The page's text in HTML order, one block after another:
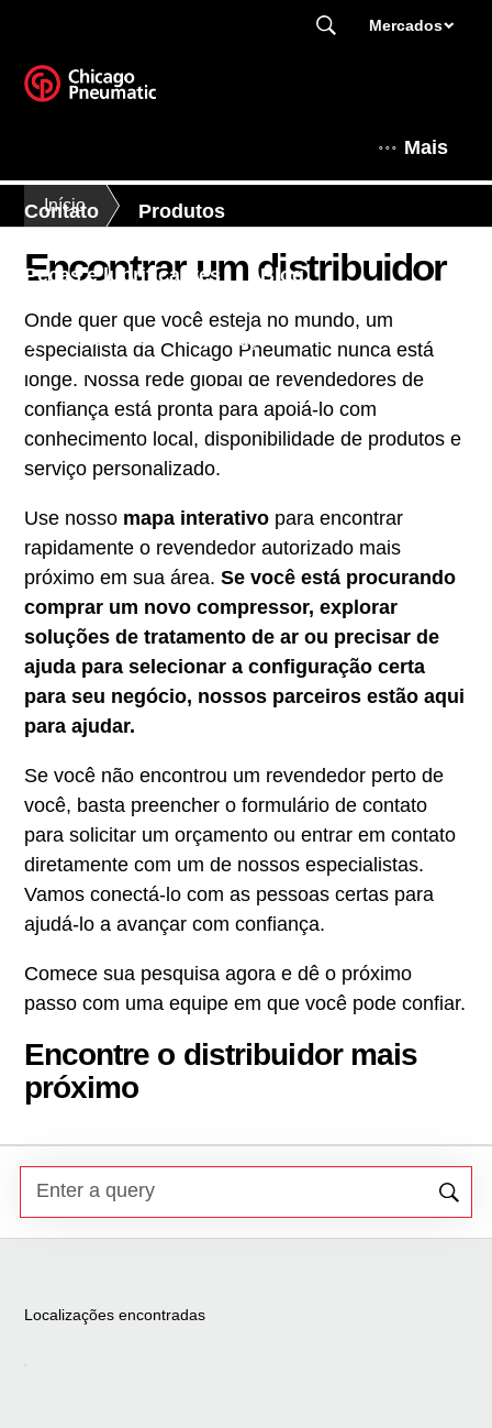
Mercados
Mais
Contato Produtos
Peças e lubrificantes Blog
Quem somos Aplicações
Início
Encontrar um distribuidor
Onde quer que você esteja no mundo, um
especialista da Chicago Pneumatic nunca está
longe. Nossa rede global de revendedores de
confiança está pronta para apoiá-lo com
conhecimento local, disponibilidade de produtos e
serviço personalizado.
Use nosso mapa interativopara encontrar
rapidamente o revendedor autorizado mais
próximo em sua área. Se você está procurando
comprar um novo compressor, explorar
soluções de tratamento de ar ou precisar de
ajuda para selecionar a configuração certa
para seu negócio, nossos parceiros estão aqui
para ajudar.
Se você não encontrou um revendedor perto de
você, basta preencher o formulário de contato
para solicitar um orçamento ou entrar em contato
diretamente com um de nossos especialistas.
Vamos conectá-lo com as pessoas certas para
ajudá-lo a avançar com confiança.
Comece sua pesquisa agora e dê o próximo
passo com uma equipe em que você pode confiar.
Encontre o distribuidor mais
próximo
Localizações encontradas